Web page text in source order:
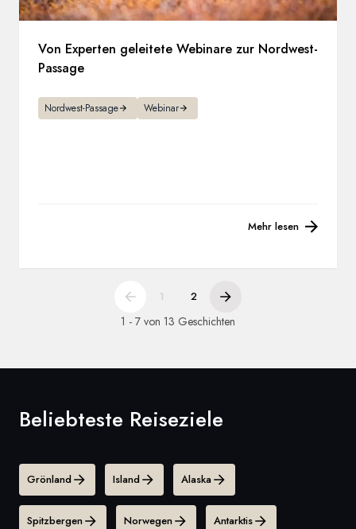
Von Experten geleitete Webinare zur Nordwest-
Passage
Nordwest-Passage Webinar
Mehr lesen
1 2
1 - 7 von 13 Geschichten
Beliebteste Reiseziele
Grönland Island Alaska
Spitzbergen Norwegen Antarktis